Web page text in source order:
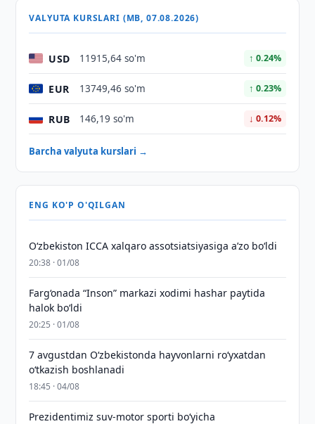
VALYUTA KURSLARI (MB, 07.08.2026)
USD 11915,64 so'm ↑ 0.24%
EUR 13749,46 so'm ↑ 0.23%
RUB 146,19 so'm ↓ 0.12%
Barcha valyuta kurslari →
ENG KO'P O'QILGAN
O‘zbekiston ICCA xalqaro assotsiatsiyasiga aʼzo bo‘ldi
20:38 · 01/08
Farg‘onada “Inson” markazi xodimi hashar paytida
halok bo‘ldi
20:25 · 01/08
7 avgustdan O‘zbekistonda hayvonlarni ro‘yxatdan
o‘tkazish boshlanadi
18:45 · 04/08
Prezidentimiz suv-motor sporti bo‘yicha